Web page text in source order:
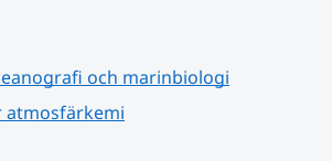
och marinbiologi
atmosfärkemi